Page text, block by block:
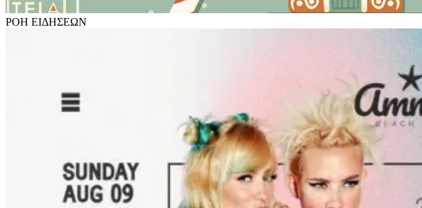
ΡΟΗ ΕΙΔΗΣΕΩΝ